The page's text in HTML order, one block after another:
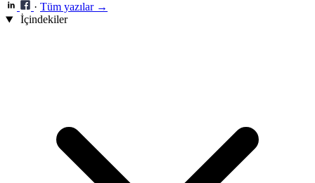
· Tüm yazılar →
İçindekiler